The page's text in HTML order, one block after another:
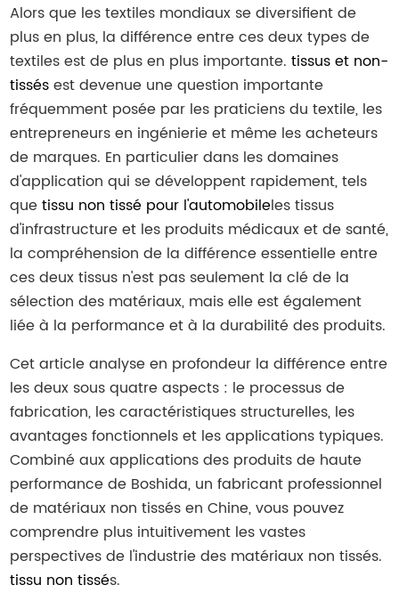
Alors que les textiles mondiaux se diversifient de
plus en plus, la différence entre ces deux types de
textiles est de plus en plus importante.tissus et non-
tissésest devenue une question importante
fréquemment posée par les praticiens du textile, les
entrepreneurs en ingénierie et même les acheteurs
de marques. En particulier dans les domaines
d'application qui se développent rapidement, tels
quetissu non tissé pour l'automobileles tissus
d'infrastructure et les produits médicaux et de santé,
la compréhension de la différence essentielle entre
ces deux tissus n'est pas seulement la clé de la
sélection des matériaux, mais elle est également
liée à la performance et à la durabilité des produits.
Cet article analyse en profondeur la différence entre
les deux sous quatre aspects : le processus de
fabrication, les caractéristiques structurelles, les
avantages fonctionnels et les applications typiques.
Combiné aux applications des produits de haute
performance de Boshida, un fabricant professionnel
de matériaux non tissés en Chine, vous pouvez
comprendre plus intuitivement les vastes
perspectives de l'industrie des matériaux non tissés.
tissu non tissés.